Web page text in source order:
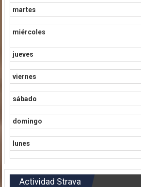
martes
miércoles
jueves
viernes
sábado
domingo
lunes
Actividad Strava